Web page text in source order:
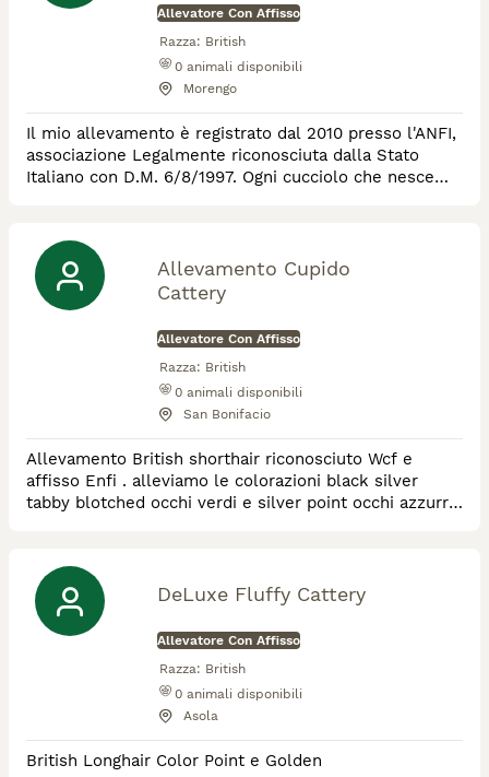
Allevatore Con Affisso
Razza: British
0 animali disponibili
Morengo
Il mio allevamento è registrato dal 2010 presso l'ANFI,
associazione Legalmente riconosciuta dalla Stato
Italiano con D.M. 6/8/1997. Ogni cucciolo che nesce
importantissimo perché garantisce Voi sulla
conformità dello standard del British Shorthair che
state adottando. Il Pedigree non è nie
Allevamento Cupido
Cattery
Allevatore Con Affisso
Razza: British
0 animali disponibili
San Bonifacio
Allevamento British shorthair riconosciuto Wcf e
affisso Enfi . alleviamo le colorazioni black silver
tabby blotched occhi verdi e silver point occhi azzurri.
DeLuxe Fluffy Cattery
Allevatore Con Affisso
Razza: British
0 animali disponibili
Asola
British Longhair Color Point e Golden